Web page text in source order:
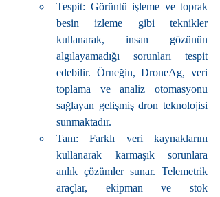
Tespit: Görüntü işleme ve toprak
besin izleme gibi teknikler
kullanarak, insan gözünün
algılayamadığı sorunları tespit
edebilir. Örneğin, DroneAg, veri
toplama ve analiz otomasyonu
sağlayan gelişmiş dron teknolojisi
sunmaktadır.
Tanı: Farklı veri kaynaklarını
kullanarak karmaşık sorunlara
anlık çözümler sunar. Telemetrik
araçlar, ekipman ve stok